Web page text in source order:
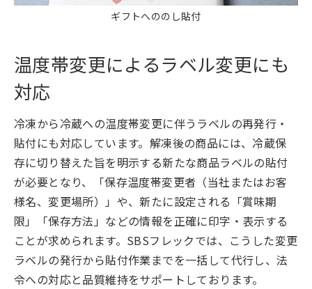
ギフトへののし貼付
温度帯変更によるラベル変更にも
対応
冷凍から冷蔵への温度帯変更に伴うラベルの再発行・
貼付にも対応しています。解凍後の商品には、冷蔵保
存に切り替えた旨を明示する新たな商品ラベルの貼付
が必要となり、「保存温度帯変更者（当社またはお客
様名、変更場所）」や、新たに設定される「賞味期
限」「保存方法」などの情報を正確に印字・表示する
ことが求められます。SBSフレックでは、こうした変更
ラベルの発行から貼付作業までを一括して代行し、法
令への対応と品質維持をサポートしております。